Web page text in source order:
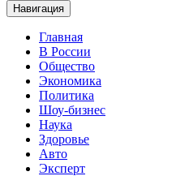
Навигация
Главная
В России
Общество
Экономика
Политика
Шоу-бизнес
Наука
Здоровье
Авто
Эксперт